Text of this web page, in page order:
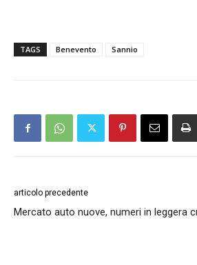
TAGS Benevento Sannio
articolo precedente
Mercato auto nuove, numeri in leggera